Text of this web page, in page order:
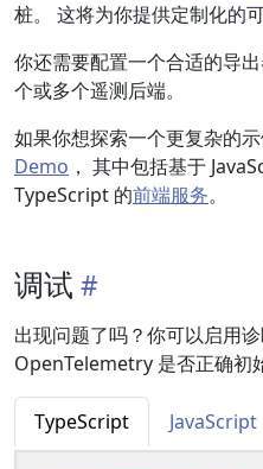
桩。 这将为你提供定制化的
你还需要配置一个合适的导
个或多个遥测后端。
如果你想探索一个更复杂的
Demo ， 其中包括基于
TypeScript 的前端服务。
调试
出现问题了吗？你可以启用
OpenTelemetry 是否正确初
TypeScript JavaScript